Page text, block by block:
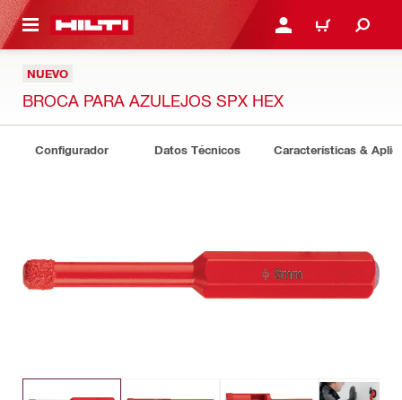
PRINCIPAL INICIE SESIÓN O
CARRITO
NUEVO
BROCA PARA AZULEJOS SPX HEX
Configurador Datos Técnicos Características &